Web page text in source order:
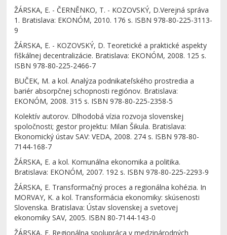
ŽÁRSKA, E. - ČERNĚNKO, T. - KOZOVSKÝ, D.Verejná správa
1. Bratislava: EKONÓM, 2010. 176 s. ISBN 978-80-225-3113-
9
ŽÁRSKA, E. - KOZOVSKÝ, D. Teoretické a praktické aspekty
fiškálnej decentralizácie. Bratislava: EKONÓM, 2008. 125 s.
ISBN 978-80-225-2466-7
BUČEK, M. a kol. Analýza podnikateľského prostredia a
bariér absorpčnej schopnosti regiónov. Bratislava:
EKONÓM, 2008. 315 s. ISBN 978-80-225-2358-5
Kolektív autorov. Dlhodobá vízia rozvoja slovenskej
spoločnosti; gestor projektu: Milan Šikula. Bratislava:
Ekonomický ústav SAV: VEDA, 2008. 274 s. ISBN 978-80-
7144-168-7
ŽÁRSKA, E. a kol. Komunálna ekonomika a politika.
Bratislava: EKONÓM, 2007. 192 s. ISBN 978-80-225-2293-9
ŽÁRSKA, E. Transformačný proces a regionálna kohézia. In
MORVAY, K. a kol. Transformácia ekonomiky: skúsenosti
Slovenska. Bratislava: Ústav slovenskej a svetovej
ekonomiky SAV, 2005. ISBN 80-7144-143-0
ŽÁRSKA, E. Regionálna spolupráca v medzinárodných